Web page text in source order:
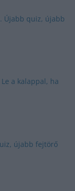
Újabb quiz, újabb
a kalappal, ha
újabb fejtörő